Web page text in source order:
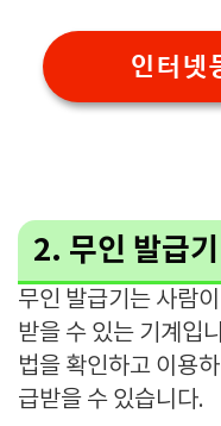
인터넷
2. 무인 발급기
무인 발급기는 사람
받을 수 있는 기계입
법을 확인하고 이용
급받을 수 있습니다.